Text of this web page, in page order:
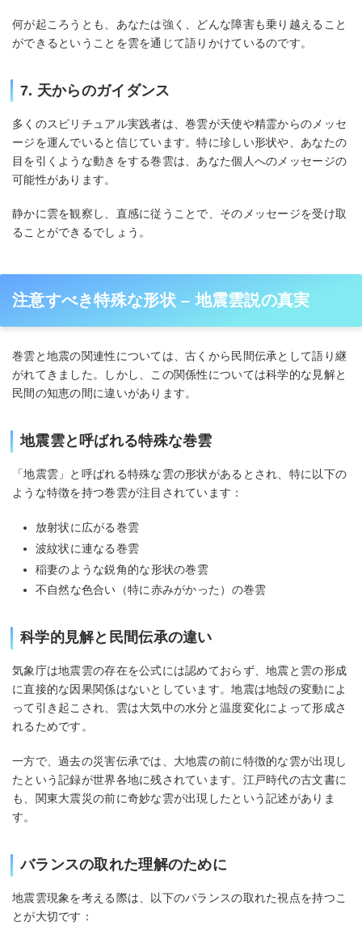
何が起ころうとも、あなたは強く、どんな障害も乗り越えること
ができるということを雲を通じて語りかけているのです。
7. 天からのガイダンス
多くのスピリチュアル実践者は、巻雲が天使や精霊からのメッセ
ージを運んでいると信じています。特に珍しい形状や、あなたの
目を引くような動きをする巻雲は、あなた個人へのメッセージの
可能性があります。
静かに雲を観察し、直感に従うことで、そのメッセージを受け取
ることができるでしょう。
注意すべき特殊な形状 – 地震雲説の真実
巻雲と地震の関連性については、古くから民間伝承として語り継
がれてきました。しかし、この関係性については科学的な見解と
民間の知恵の間に違いがあります。
地震雲と呼ばれる特殊な巻雲
「地震雲」と呼ばれる特殊な雲の形状があるとされ、特に以下の
ような特徴を持つ巻雲が注目されています：
放射状に広がる巻雲
波紋状に連なる巻雲
稲妻のような鋭角的な形状の巻雲
不自然な色合い（特に赤みがかった）の巻雲
科学的見解と民間伝承の違い
気象庁は地震雲の存在を公式には認めておらず、地震と雲の形成
に直接的な因果関係はないとしています。地震は地殻の変動によ
って引き起こされ、雲は大気中の水分と温度変化によって形成さ
れるためです。
一方で、過去の災害伝承では、大地震の前に特徴的な雲が出現し
たという記録が世界各地に残されています。江戸時代の古文書に
も、関東大震災の前に奇妙な雲が出現したという記述がありま
す。
バランスの取れた理解のために
地震雲現象を考える際は、以下のバランスの取れた視点を持つこ
とが大切です：